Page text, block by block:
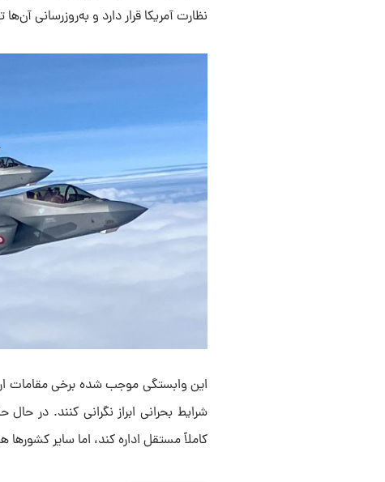
نظارت آمریکا قرار دارد و به‌روزرسانی
این وابستگی موجب شده برخی مقامات
کاملاً مستقل اداره کند، اما سایر